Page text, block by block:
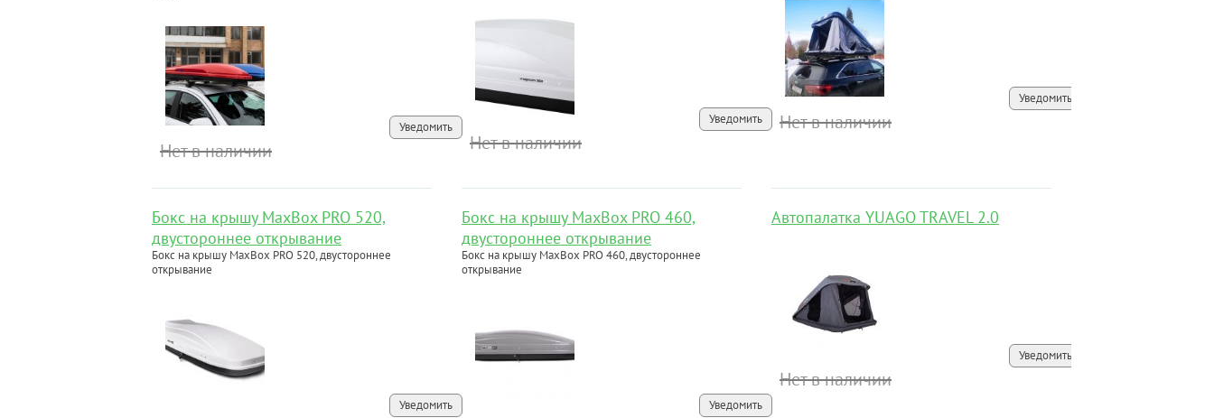
Нет в наличии
Уведомить
Нет в наличии
Уведомить Нет в наличии
Уведомить
Бокс на крышу MaxBox PRO 520,
двустороннее открывание
Бокс на крышу MaxBox PRO 520, двустороннее
открывание
Уведомить
Бокс на крышу MaxBox PRO 460,
двустороннее открывание
Бокс на крышу MaxBox PRO 460, двустороннее
открывание
Уведомить
Автопалатка YUAGO TRAVEL 2.0
Нет в наличии
Уведомить